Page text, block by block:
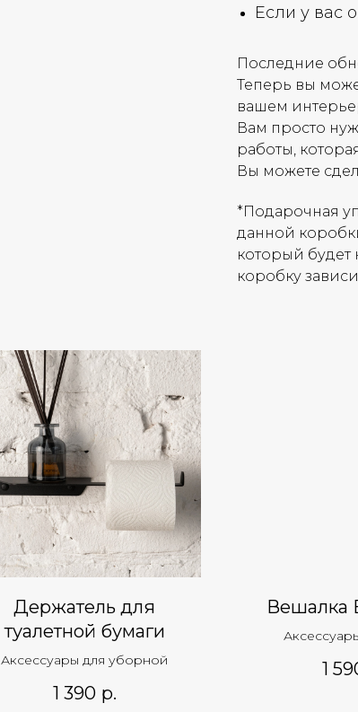
Если у вас
Последние
Теперь вы
вашем
Вам просто
работы,
Вы можете
*Подарочная
данной
который будет
коробку
Держатель для
туалетной бумаги
Аксессуары для уборной
1 390 р.
Вешалка
1